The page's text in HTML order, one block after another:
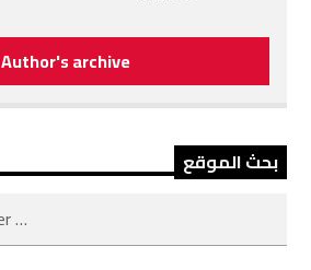
Author's archive
بحث الموقع